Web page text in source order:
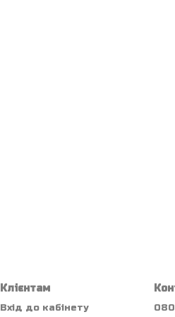
Клієнтам
Вхід до кабінету